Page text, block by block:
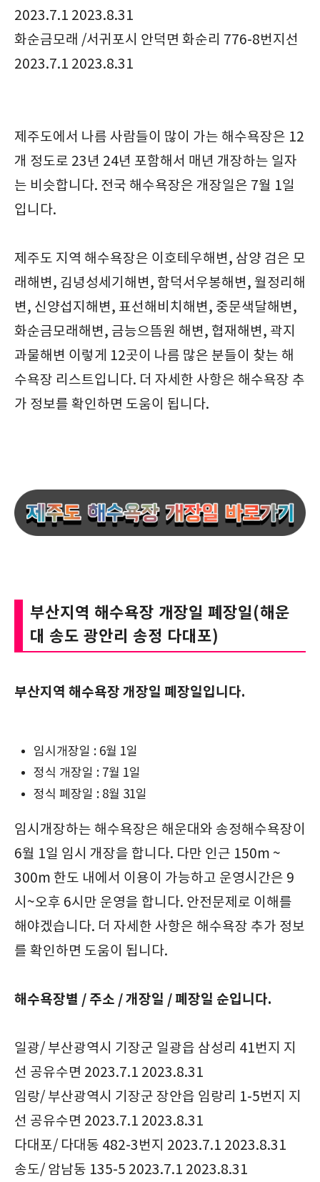
2023.7.1 2023.8.31
화순금모래 /서귀포시 안덕면 화순리 776-8번지선
2023.7.1 2023.8.31
제주도에서 나름 사람들이 많이 가는 해수욕장은 12
개 정도로 23년 24년 포함해서 매년 개장하는 일자
는 비슷합니다. 전국 해수욕장은 개장일은 7월 1일
입니다.
제주도 지역 해수욕장은 이호테우해변, 삼양 검은 모
래해변, 김녕성세기해변, 함덕서우봉해변, 월정리해
변, 신양섭지해변, 표선해비치해변, 중문색달해변,
화순금모래해변, 금능으뜸원 해변, 협재해변, 곽지
과물해변 이렇게 12곳이 나름 많은 분들이 찾는 해
수욕장 리스트입니다. 더 자세한 사항은 해수욕장 추
가 정보를 확인하면 도움이 됩니다.
부산지역 해수욕장 개장일 폐장일(해운
대 송도 광안리 송정 다대포)
부산지역 해수욕장 개장일 폐장일입니다.
임시개장일 : 6월 1일
정식 개장일 : 7월 1일
정식 폐장일 : 8월 31일
임시개장하는 해수욕장은 해운대와 송정해수욕장이
6월 1일 임시 개장을 합니다. 다만 인근 150m ~
300m 한도 내에서 이용이 가능하고 운영시간은 9
시~오후 6시만 운영을 합니다. 안전문제로 이해를
해야겠습니다. 더 자세한 사항은 해수욕장 추가 정보
를 확인하면 도움이 됩니다.
해수욕장별 / 주소 / 개장일 / 폐장일 순입니다.
일광/ 부산광역시 기장군 일광읍 삼성리 41번지 지
선 공유수면 2023.7.1 2023.8.31
임랑/ 부산광역시 기장군 장안읍 임랑리 1-5번지 지
선 공유수면 2023.7.1 2023.8.31
다대포/ 다대동 482-3번지 2023.7.1 2023.8.31
송도/ 암남동 135-5 2023.7.1 2023.8.31